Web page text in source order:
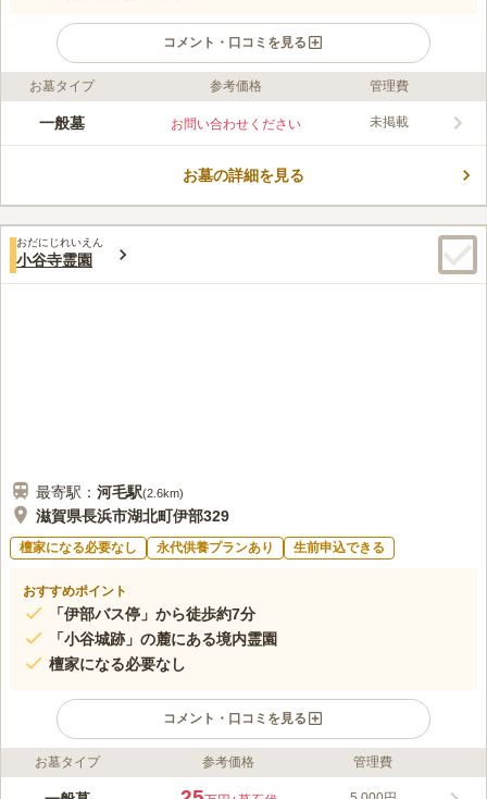
コメント・口コミを見る
ライフドット編集部のコメント
お地蔵様が見守ってくださる近江八幡市の市営墓地です。 駐車
不問で受け入れを行っているので、ご自身の信仰を大切にしたい
口コミ評価
みんなの評価
50代男性
霊園の近くにスーパーがあり、お墓参りの前に仏花や先行、ろう
お墓タイプ 参考価格 管理費
一般墓 お問い合わせください 未掲載
お墓の詳細を見る
おだにじれいえん
小谷寺霊園
最寄駅： 河毛駅(2.6km)
滋賀県長浜市湖北町伊部329
檀家になる必要なし 永代供養プランあり 生前申込できる
おすすめポイント
「伊部バス停」から徒歩約7分
「小谷城跡」の麓にある境内霊園
檀家になる必要なし
コメント・口コミを見る
ライフドット編集部のコメント
日本五大山城のひとつである「小谷城跡」の麓に位置する境内霊
お墓タイプ 参考価格 管理費